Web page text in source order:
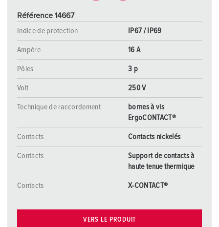
Référence 14667
Indice de protection
IP67 / IP69
Ampère 16 A
Pôles 3 p
Volt 250 V
Technique de raccordement
bornes à vis
ErgoCONTACT®
Contacts Contacts nickelés
Contacts
Support de contacts à
haute tenue thermique
Contacts X-CONTACT®
VERS LE PRODUIT